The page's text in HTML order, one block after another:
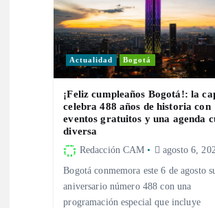
Actualidad Bogotá
¡Feliz cumpleaños Bogotá!: la
celebra 488 años de historia con
eventos gratuitos y una agenda
diversa
Redacción CAM agosto 6,
Bogotá conmemora este 6 de agosto
aniversario número 488 con una
programación especial que incluye